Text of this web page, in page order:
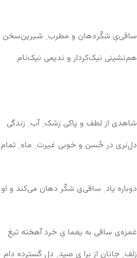
ساقی‌یِ شکّر‌دهان و مطرب ِ شیرین‌سخن
هم‌نشینی نیک‌کردار و ندیمی نیک‌نام
شاهدی از لطف و پاکی رَشک ِ آب ِ زندگی
دل‌بَری در حُسن و خوبی غیرت ِ ماه ِ تمام
دوباره یاد ِ ساقی‌یِ شکّر دهان می‌کند و او
غمزه‌ی ساقی به یغما یِ خرد آهخته تیغ
زلف ِ جانان از برا یِ صید ِ دل گسترده دام